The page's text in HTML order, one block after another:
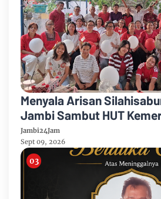
Menyala Arisan
Jambi Sambut HUT
81 Gelar Berbagai Kegiatan
Jambi24Jam
Sept 09, 2026